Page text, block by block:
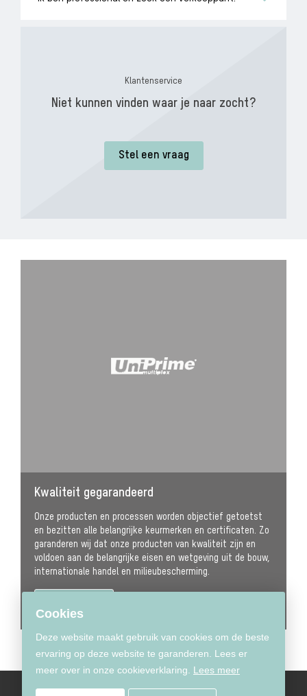
Cookies
Deze website maakt gebruik van cookies om de beste
ervaring op deze website te garanderen. Lees er
meer over in onze cookieverklaring. Lees meer
Klantenservice
Niet kunnen vinden waar je naar zocht?
Stel een vraag
Kwaliteit gegarandeerd
Onze producten en processen worden objectief getoetst
en bezitten alle belangrijke keurmerken en certificaten. Zo
garanderen wij dat onze producten van kwaliteit zijn en
voldoen aan de belangrijke eisen en wetgeving uit de bouw,
internationale handel en milieubescherming.